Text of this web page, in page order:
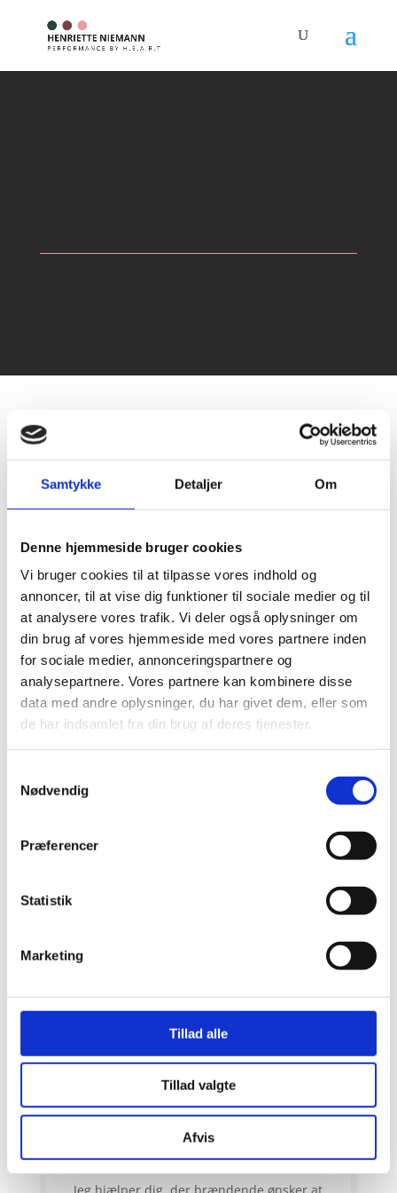
Samtykke Detaljer Om
Denne hjemmeside bruger cookies
Vi bruger cookies til at tilpasse vores indhold og
annoncer, til at vise dig funktioner til sociale medier og til
at analysere vores trafik. Vi deler også oplysninger om
din brug af vores hjemmeside med vores partnere inden
for sociale medier, annonceringspartnere og
analysepartnere. Vores partnere kan kombinere disse
data med andre oplysninger, du har givet dem, eller som
de har indsamlet fra din brug af deres tjenester.
Nødvendig
Præferencer
Statistik
Marketing
Tillad alle
Tillad valgte
Afvis
Lær at gå hjertets vej
Min coaching går i al sin enkelhed ud på at
lære dig at gå hjertets vej og skabe et liv ud
fra dine vildeste drømme. Når du kan
drømme det kan du absolut også skabe det,
transformation indefra og ud. Du er i stand
passion, gejst og motivation. Det er den mest
Hvem hjælper jeg?